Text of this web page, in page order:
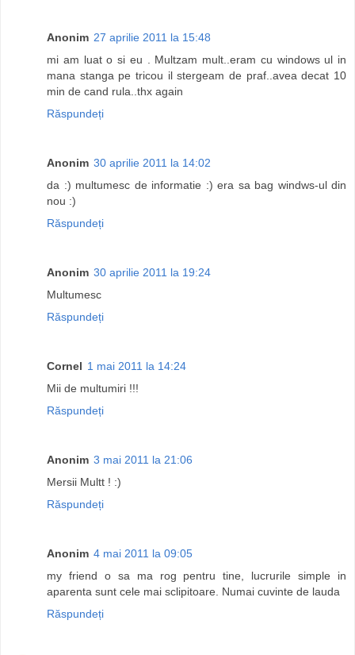
Anonim 27 aprilie 2011 la 15:48
mi am luat o si eu . Multzam mult..eram cu windows ul in
mana stanga pe tricou il stergeam de praf..avea decat 10
min de cand rula..thx again
Răspundeți
Anonim 30 aprilie 2011 la 14:02
da :) multumesc de informatie :) era sa bag windws-ul din
nou :)
Răspundeți
Anonim 30 aprilie 2011 la 19:24
Multumesc
Răspundeți
Cornel 1 mai 2011 la 14:24
Mii de multumiri !!!
Răspundeți
Anonim 3 mai 2011 la 21:06
Mersii Multt ! :)
Răspundeți
Anonim 4 mai 2011 la 09:05
my friend o sa ma rog pentru tine, lucrurile simple in
aparenta sunt cele mai sclipitoare. Numai cuvinte de lauda
Răspundeți